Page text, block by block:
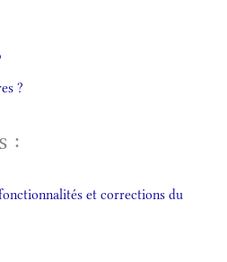
?
:
et corrections du